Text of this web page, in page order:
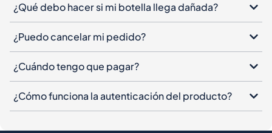
¿Qué debo hacer si mi botella llega dañada?
¿Puedo cancelar mi pedido?
¿Cuándo tengo que pagar?
¿Cómo funciona la autenticación del producto?